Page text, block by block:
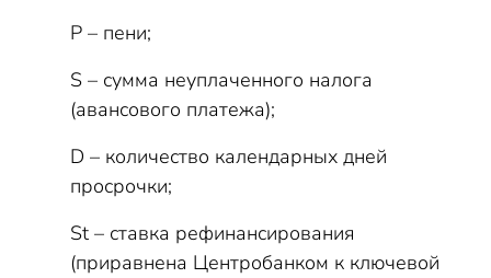
P – пени;
S – сумма неуплаченного налога
(авансового платежа);
D – количество календарных дней
просрочки;
St – ставка рефинансирования
(приравнена Центробанком к ключевой